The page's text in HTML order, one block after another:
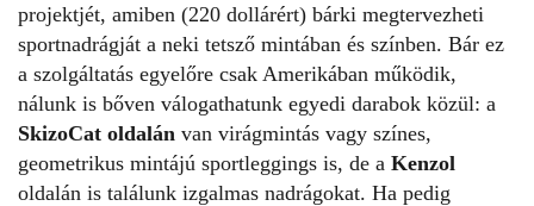
projektjét, amiben (220 dollárért) bárki megtervezheti
sportnadrágját a neki tetsző mintában és színben. Bár ez
a szolgáltatás egyelőre csak Amerikában működik,
nálunk is bőven válogathatunk egyedi darabok közül: a
SkizoCat oldalán van virágmintás vagy színes,
geometrikus mintájú sportleggings is, de a Kenzol
oldalán is találunk izgalmas nadrágokat. Ha pedig